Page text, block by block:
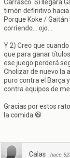
Carrasco. Si llegara
timón definitivo
Porque Koke /
corriendo... ojo...
Y 2) Creo que
que para ganar
ese juego perderá
Cholizar de nuevo la
puro contra el Barça
contra equipos de
Gracias por estos
la comida
Calas · hace